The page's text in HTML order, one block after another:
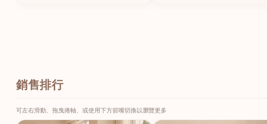
銷售排行
可左右滑動、拖曳捲軸、或使用下方箭嘴切換以瀏覽更多